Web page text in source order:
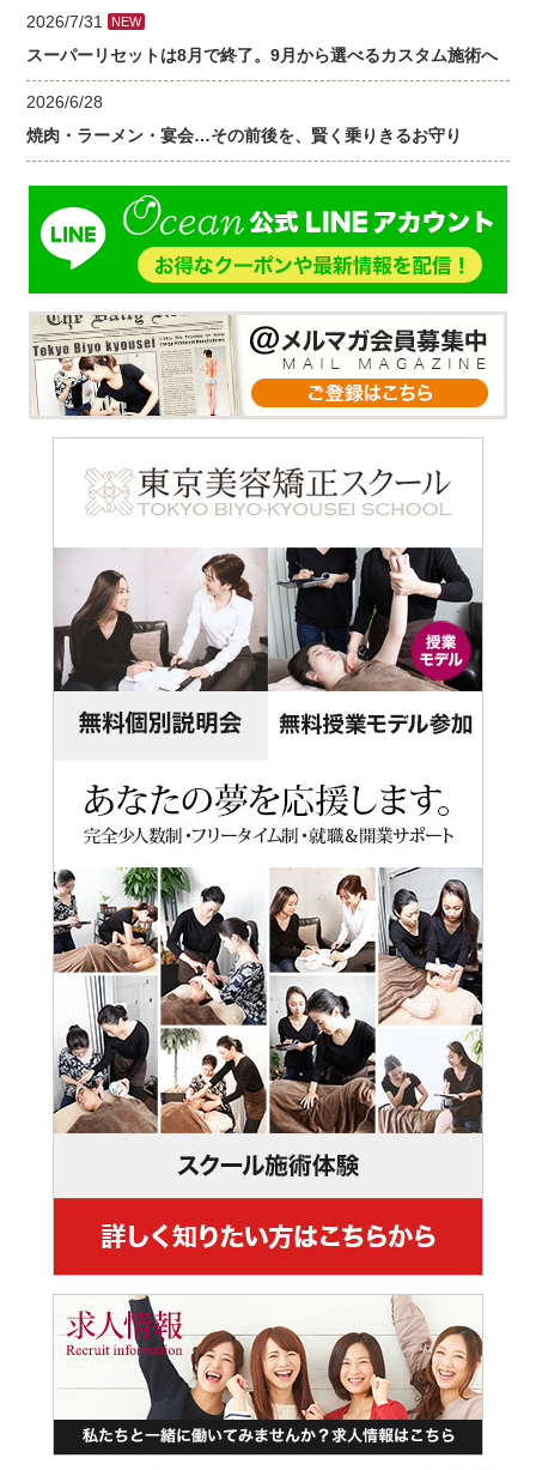
2026/7/31 NEW
スーパーリセットは8月で終了。9月から選べるカスタム施術へ
2026/6/28
焼肉・ラーメン・宴会…その前後を、賢く乗りきるお守り